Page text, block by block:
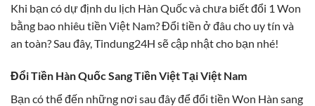
Khi bạn có dự định du lịch Hàn Quốc và chưa biết đổi 1 Won
bằng bao nhiêu tiền Việt Nam? Đổi tiền ở đâu cho uy tín và
an toàn? Sau đây, Tindung24H sẽ cập nhật cho bạn nhé!
Đổi Tiền Hàn Quốc Sang Tiền Việt Tại Việt Nam
Bạn có thể đến những nơi sau đây để đổi tiền Won Hàn sang